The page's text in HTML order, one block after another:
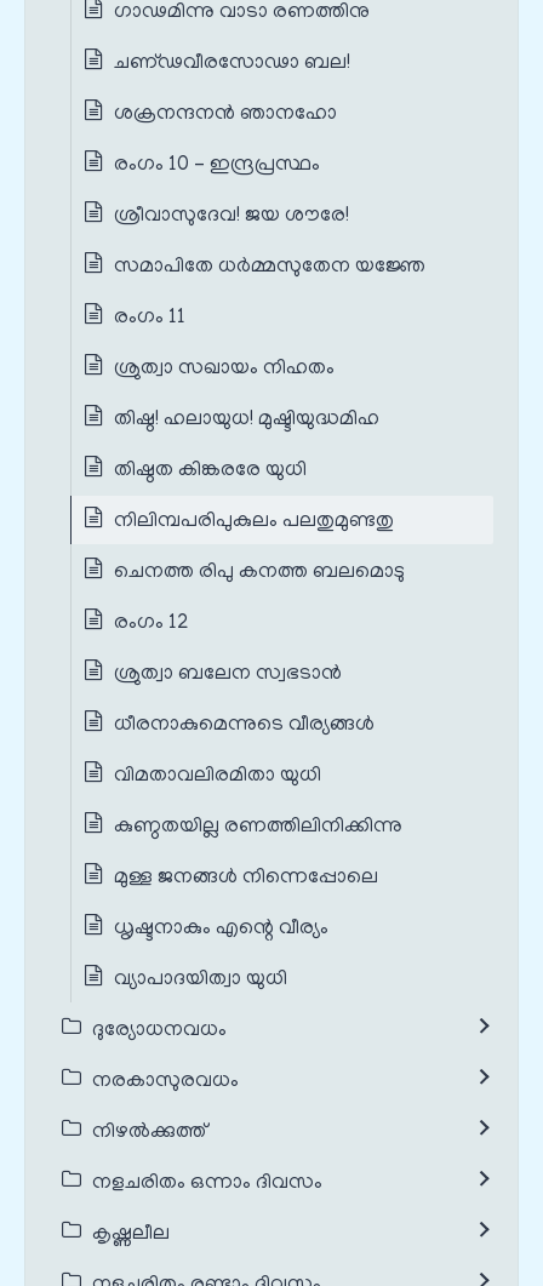
ഗാഢമിന്നു വാടാ രണത്തിനു
ചണ്ഢവീരസോഢാ ബല!
ശക്രനന്ദനൻ ഞാനഹോ
രംഗം 10 – ഇന്ദ്രപ്രസ്ഥം
ശ്രീവാസുദേവ! ജയ ശൗരേ!
സമാപിതേ ധർമ്മസുതേന യജ്ഞേ
രംഗം 11
ശ്രുത്വാ സഖായം നിഹതം
തിഷ്ഠ! ഹലായുധ! മുഷ്ടിയുദ്ധമിഹ
തിഷ്ഠത കിങ്കരരേ യുധി
നിലിമ്പപരിപുകുലം പലതുമുണ്ടതു
ചെനത്ത രിപു കനത്ത ബലമൊടു
രംഗം 12
ശ്രുത്വാ ബലേന സ്വഭടാൻ
ധീരനാകുമെന്നുടെ വീര്യങ്ങൾ
വിമതാവലിരമിതാ യുധി
കുണ്ഠതയില്ല രണത്തിലിനിക്കിന്നു
മുള്ള ജനങ്ങൾ നിന്നെപ്പോലെ
ധൃഷ്ടനാകും എന്റെ വീര്യം
വ്യാപാദയിത്വാ യുധി
ദുര്യോധനവധം
നരകാസുരവധം
നിഴൽക്കുത്ത്
നളചരിതം ഒന്നാം ദിവസം
കൃഷ്ണലീല